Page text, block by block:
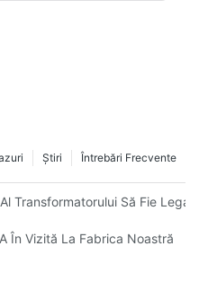
Întrebări Frecvente
Ştiri
Transformatorului Să Fie Legat
În Vizită La Fabrica Noastră